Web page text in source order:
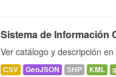
Sistema de Información
Ver catálogo y descripción
CSV GeoJSON SHP KML